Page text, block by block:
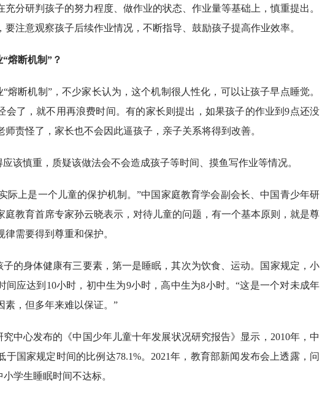
充分研判孩子的努力程度、做作业的状态、作业量等基础上，慎重提出。
要注意观察孩子后续作业情况，不断指导、鼓励孩子提高作业效率。
熔断机制”？
熔断机制”，不少家长认为，这个机制很人性化，可以让孩子早点睡觉。
会了，就不用再浪费时间。有的家长则提出，如果孩子的作业到9点还没
师责怪了，家长也不会因此逼孩子，亲子关系将得到改善。
该慎重，质疑该做法会不会造成孩子等时间、摸鱼写作业等情况。
际上是一个儿童的保护机制。”中国家庭教育学会副会长、中国青少年研
庭教育首席专家孙云晓表示，对待儿童的问题，有一个基本原则，就是尊
需要得到尊重和保护。
子的身体健康有三要素，第一是睡眠，其次为饮食、运动。国家规定，小
间应达到10小时，初中生为9小时，高中生为8小时。“这是一个对未成年
素，但多年来难以保证。”
中心发布的《中国少年儿童十年发展状况研究报告》显示，2010年，中
于国家规定时间的比例达78.1%。2021年，教育部新闻发布会上透露，问
学生睡眠时间不达标。